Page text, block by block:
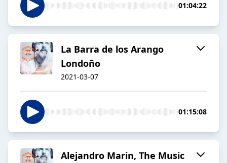
01:04:22
La Barra de los Arango
Londoño
2021-03-07
01:15:08
Alejandro Marin, The Music